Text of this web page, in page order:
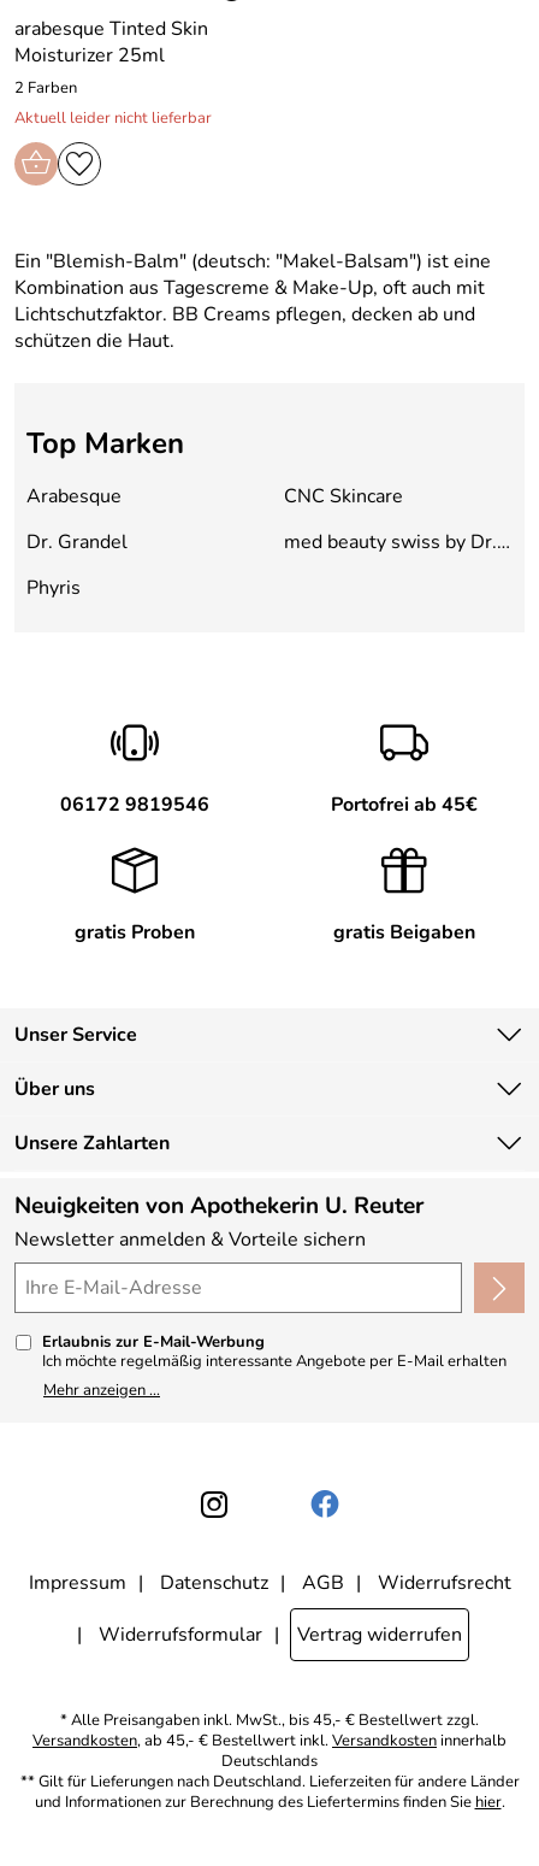
arabesque Tinted Skin
Moisturizer 25ml
2 Farben
Aktuell leider nicht lieferbar
Ein "Blemish-Balm" (deutsch: "Makel-Balsam") ist eine
Kombination aus Tagescreme & Make-Up, oft auch mit
Lichtschutzfaktor. BB Creams pflegen, decken ab und
schützen die Haut.
Top Marken
Arabesque
CNC Skincare
Dr. Grandel
med beauty swiss by Dr.
Phyris
06172 9819546 Portofrei ab 45€
gratis Proben gratis Beigaben
Unser Service
Kontakt
Lieferbedingungen
Kundenlogin
Über uns
Unsere Bestseller
Neu
Angebote
Made in Germany
4,9/5*****
Unsere Zahlarten
Neuigkeiten von Apothekerin U. Reuter
Newsletter anmelden & Vorteile sichern
Erlaubnis zur E-Mail-Werbung
Ich möchte regelmäßig interessante Angebote per E-Mail erhalten
und ausserdem nach Erhalt meiner Bestellung an die Möglichkeit zur
Abgabe einer Produktbewertung erinnert werden. Meine
werden. Dabei ist nicht erkennbar, welche konkrete Person geklickt
hat. Diese Einwilligung zur Nutzung meiner E-Mail- Adresse für
Werbezwecke kann ich jederzeit mit Wirkung für die Zukunft
Mitgliederbereich deaktiviere. Die Datenschutzerklärunghabe ich
zur Kenntnis genommen.
Mehr anzeigen ...
Impressum Datenschutz AGB
Widerrufsrecht
Widerrufsformular
Vertrag widerrufen
* Alle Preisangaben inkl. MwSt., bis 45,- € Bestellwert zzgl.
Versandkosten, ab 45,- € Bestellwert inkl.Versandkosten innerhalb
Deutschlands
** Gilt für Lieferungen nach Deutschland. Lieferzeiten für andere Länder
und Informationen zur Berechnung des Liefertermins finden Sie hier.